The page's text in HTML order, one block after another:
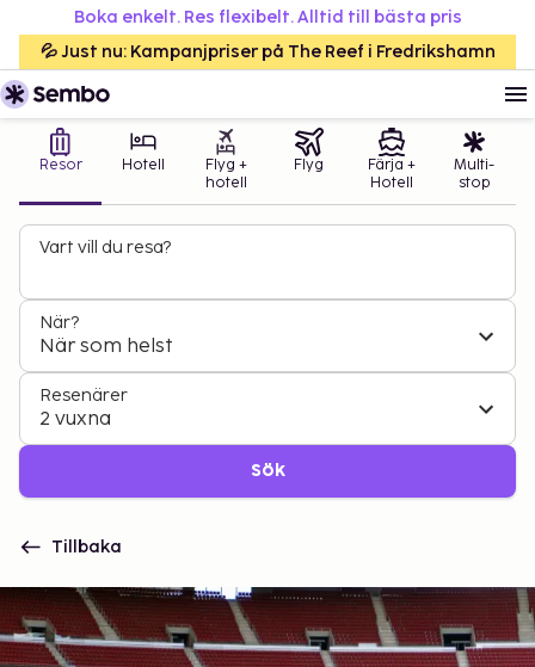
Boka enkelt. Res flexibelt. Alltid till bästa pris
💦 Just nu: Kampanjpriser på The Reef i Fredrikshamn
Resor Hotell
Flyg +
hotell
Flyg
Färja +
Hotell
Multi-
stop
Vart vill du resa?
När?
När som helst
Resenärer
2 vuxna
Sök
Tillbaka